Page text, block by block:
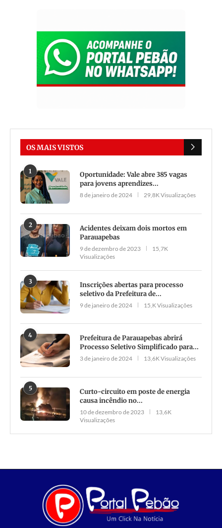
OS MAIS VISTOS
1
Oportunidade: Vale abre 385 vagas
para jovens aprendizes...
8 de janeiro de 2024 29,8K Visualizações
2
Acidentes deixam dois mortos em
Parauapebas
9 de dezembro de 2023
15,7K
Visualizações
3
Inscrições abertas para processo
seletivo da Prefeitura de...
9 de janeiro de 2024 15,K Visualizações
4
Prefeitura de Parauapebas abrirá
Processo Seletivo Simplificado para...
3 de janeiro de 2024 13,6K Visualizações
5
Curto-circuito em poste de energia
causa incêndio no...
10 de dezembro de 2023
13,6K
Visualizações